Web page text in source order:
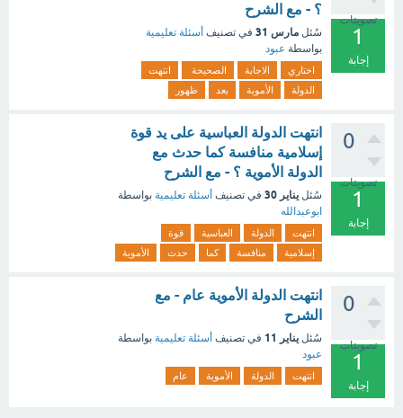
تصويتات
1
إجابة
؟ - مع الشرح
سُئل مارس 31 في تصنيف أسئلة تعليمية
بواسطة عبود
اختاري الاجابة الصحيحة
انتهت
الدولة
الأموية بعد ظهور
0
تصويتات
1
إجابة
انتهت الدولة العباسية على يد قوة
إسلامية منافسة كما حدث مع
الدولة الأموية ؟ - مع الشرح
سُئل يناير 30 في تصنيف أسئلة تعليمية بواسطة
ابوعبدالله
انتهت الدولة العباسية
قوة
إسلامية
منافسة كما حدث الأموية
0
تصويتات
1
إجابة
انتهت الدولة الأموية عام - مع
الشرح
سُئل يناير 11 في تصنيف أسئلة تعليمية بواسطة
عبود
انتهت الدولة الأموية عام